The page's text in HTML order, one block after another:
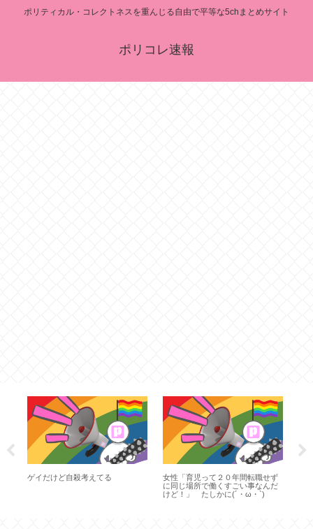
ポリティカル・コレクトネスを重んじる自由で平等な5chまとめサイト
ポリコレ速報
ゲイだけど自殺考えてる
女性「育児って２０年間転職せず
に同じ場所で働くすごい事なんだ
けど！」 たしかに(´・ω・`)